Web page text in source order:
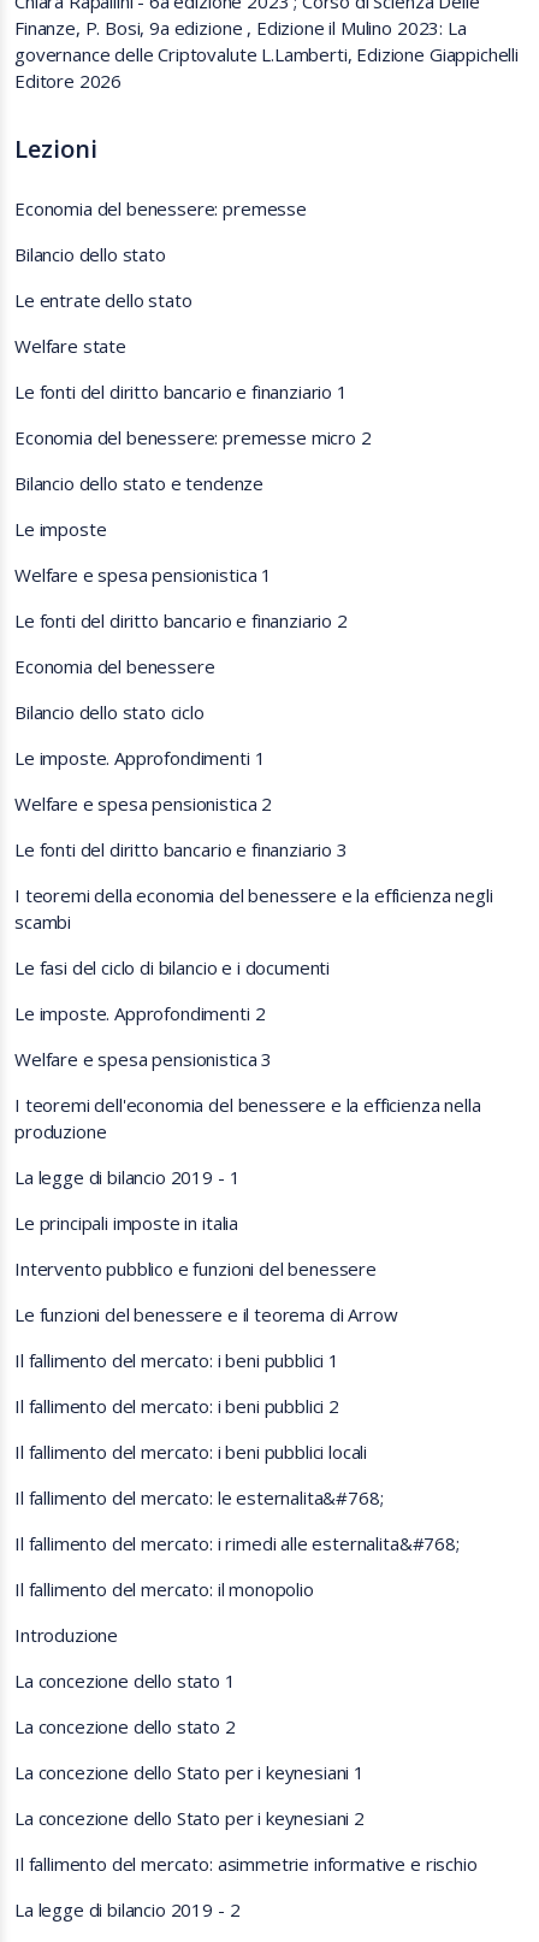
Finanze, P. Bosi, 9a edizione , Edizione il Mulino 2023: La
governance delle Criptovalute L.Lamberti, Edizione Giappichelli
Editore 2026
Lezioni
Economia del benessere: premesse
Bilancio dello stato
Le entrate dello stato
Welfare state
Le fonti del diritto bancario e finanziario 1
Economia del benessere: premesse micro 2
Bilancio dello stato e tendenze
Le imposte
Welfare e spesa pensionistica 1
Le fonti del diritto bancario e finanziario 2
Economia del benessere
Bilancio dello stato ciclo
Le imposte. Approfondimenti 1
Welfare e spesa pensionistica 2
Le fonti del diritto bancario e finanziario 3
I teoremi della economia del benessere e la efficienza negli
scambi
Le fasi del ciclo di bilancio e i documenti
Le imposte. Approfondimenti 2
Welfare e spesa pensionistica 3
I teoremi dell'economia del benessere e la efficienza nella
produzione
La legge di bilancio 2019 - 1
Le principali imposte in italia
Intervento pubblico e funzioni del benessere
Le funzioni del benessere e il teorema di Arrow
Il fallimento del mercato: i beni pubblici 1
Il fallimento del mercato: i beni pubblici 2
Il fallimento del mercato: i beni pubblici locali
Il fallimento del mercato: le esternalita&#768;
Il fallimento del mercato: i rimedi alle esternalita&#768;
Il fallimento del mercato: il monopolio
Introduzione
La concezione dello stato 1
La concezione dello stato 2
La concezione dello Stato per i keynesiani 1
La concezione dello Stato per i keynesiani 2
Il fallimento del mercato: asimmetrie informative e rischio
La legge di bilancio 2019 - 2